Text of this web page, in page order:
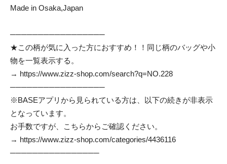
Made in Osaka,Japan
─────────────────
★この柄が気に入った方におすすめ！！同じ柄のバッグや小
物を一覧表示する。
→ https://www.zizz-shop.com/search?q=NO.228
─────────────────
※BASEアプリから見られている方は、以下の続きが非表示
となっています。
お手数ですが、こちらからご確認ください。
→ https://www.zizz-shop.com/categories/4436116
────────────────